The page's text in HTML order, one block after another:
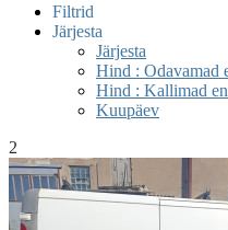
Filtrid
Järjesta
Järjesta
Hind : Odavamad
Hind : Kallimad
Kuupäev
2